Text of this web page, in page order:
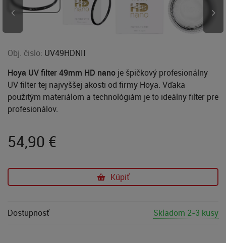
Obj. čislo: UV49HDNII
Hoya UV filter 49mm HD nano je špičkový profesionálny
UV filter tej najvyššej akosti od firmy Hoya. Vďaka
použitým materiálom a technológiám je to ideálny filter pre
profesionálov.
54,90 €
Kúpiť
Dostupnosť Skladom 2-3 kusy